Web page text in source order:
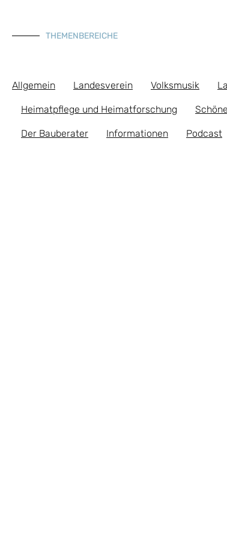
THEMENBEREICHE
Allgemein Landesverein Volksmusik
Heimatpflege und Heimatforschung
Der Bauberater Informationen Podcast